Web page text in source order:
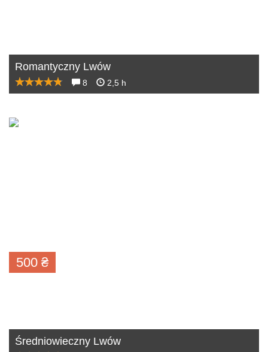
Romantyczny Lwów
8 2,5 h
500 ₴
Średniowieczny Lwów